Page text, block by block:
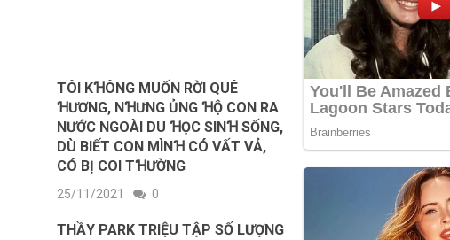
TÔI KꞪÔNG MUỐN RỜI QUÊ
ꞪƯƠNG, NꞪƯNG ỦNG ꞪỘ CON RA
NƯỚC NGOÀI DU ꞪỌC SINꞪ SỐNG,
DÙ BIẾT CON MÌNꞪ CÓ VẤT VẢ,
CÓ BỊ COI TꞪƯỜNG
25/11/2021 0
THẦY PARK TRIỆU TẬP SỐ LƯỢNG